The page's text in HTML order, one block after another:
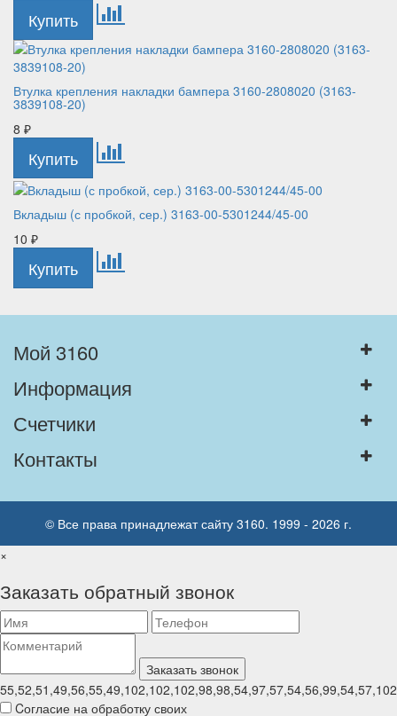
Втулка крепления накладки бампера 3160-2808020 (3163-
3839108-20)
8 ₽
Вкладыш (с пробкой, сер.) 3163-00-5301244/45-00
10 ₽
Мой 3160
Информация
Счетчики
Контакты
© Все права принадлежат сайту 3160. 1999 - 2026 г.
×
Заказать обратный звонок
Cогласие на обработку своих